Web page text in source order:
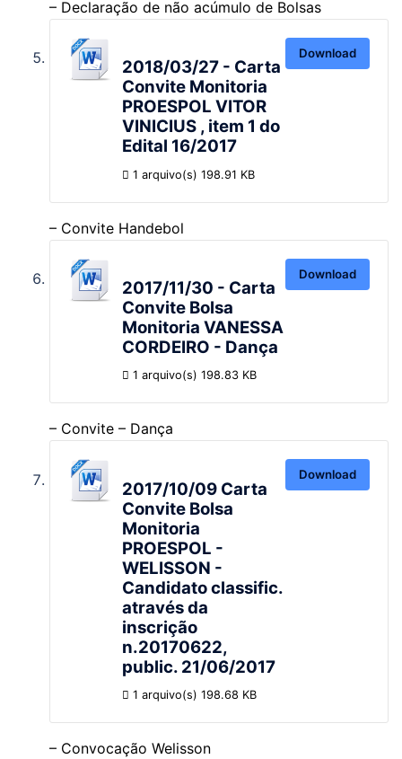
– Declaração de não acúmulo de Bolsas
2018/03/27 - Carta
Convite Monitoria
PROESPOL VITOR
VINICIUS , item 1 do
Edital 16/2017
1 arquivo(s) 198.91 KB
Download
– Convite Handebol
2017/11/30 - Carta
Convite Bolsa
Monitoria VANESSA
CORDEIRO - Dança
1 arquivo(s) 198.83 KB
Download
– Convite – Dança
2017/10/09 Carta
Convite Bolsa
Monitoria
PROESPOL -
WELISSON -
Candidato classific.
através da
inscrição
n.20170622,
public. 21/06/2017
1 arquivo(s) 198.68 KB
Download
– Convocação Welisson